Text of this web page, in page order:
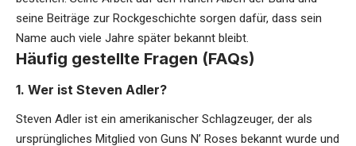
seine Beiträge zur Rockgeschichte sorgen dafür, dass sein
Name auch viele Jahre später bekannt bleibt.
Häufig gestellte Fragen (FAQs)
1. Wer ist Steven Adler?
Steven Adler ist ein amerikanischer Schlagzeuger, der als
ursprüngliches Mitglied von Guns N’ Roses bekannt wurde und